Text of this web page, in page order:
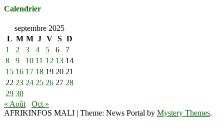
Calendrier
septembre 2025
L M M J V S D
1
2 3 4 5 6
7
8
9 10 11 12 13 14
15 16 17 18 19 20 21
22 23 24 25 26 27 28
29 30
« Août
Oct »
AFRIKINFOS MALI | Theme: News Portal by Mystery Themes.